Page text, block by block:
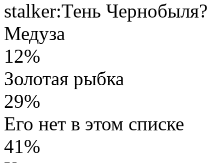
stalker:Тень Чернобыля?
Медуза
12%
Золотая рыбка
29%
Его нет в этом списке
41%